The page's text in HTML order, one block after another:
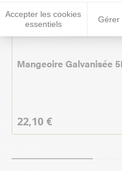
Accepter les cookies
essentiels
Gérer
Mangeoire Galvanisée
22,10 €